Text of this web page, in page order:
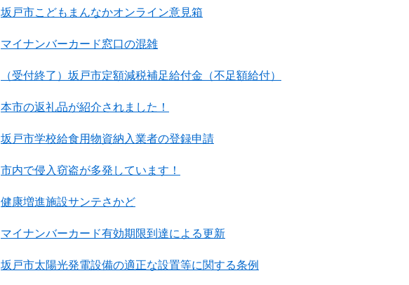
坂戸市こどもまんなかオンライン意見箱
マイナンバーカード窓口の混雑
（受付終了）坂戸市定額減税補足給付金（不足額給付）
本市の返礼品が紹介されました！
坂戸市学校給食用物資納入業者の登録申請
市内で侵入窃盗が多発しています！
健康増進施設サンテさかど
マイナンバーカード有効期限到達による更新
坂戸市太陽光発電設備の適正な設置等に関する条例